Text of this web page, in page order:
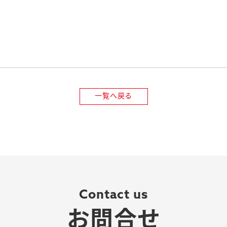
一覧へ戻る
Contact us
お問合せ